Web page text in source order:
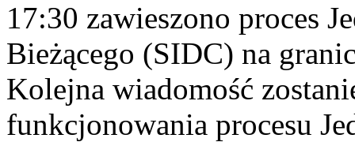
17:30 zawieszono proces
Bieżącego (SIDC) na
Kolejna wiadomość
funkcjonowania procesu